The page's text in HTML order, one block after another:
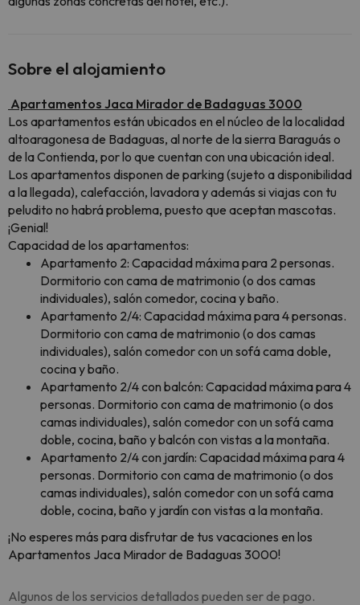
Sobre el alojamiento
Apartamentos Jaca Mirador de Badaguas 3000
Los apartamentos están ubicados en el núcleo de la localidad
altoaragonesa de Badaguas, al norte de la sierra Baraguás o
de la Contienda, por lo que cuentan con una ubicación ideal.
Los apartamentos disponen de parking (sujeto a disponibilidad
a la llegada), calefacción, lavadora y además si viajas con tu
peludito no habrá problema, puesto que aceptan mascotas.
¡Genial!
Capacidad de los apartamentos:
Apartamento 2: Capacidad máxima para 2 personas.
Dormitorio con cama de matrimonio (o dos camas
individuales), salón comedor, cocina y baño.
Apartamento 2/4: Capacidad máxima para 4 personas.
Dormitorio con cama de matrimonio (o dos camas
individuales), salón comedor con un sofá cama doble,
cocina y baño.
Apartamento 2/4 con balcón: Capacidad máxima para 4
personas. Dormitorio con cama de matrimonio (o dos
camas individuales), salón comedor con un sofá cama
doble, cocina, baño y balcón con vistas a la montaña.
Apartamento 2/4 con jardín: Capacidad máxima para 4
personas. Dormitorio con cama de matrimonio (o dos
camas individuales), salón comedor con un sofá cama
doble, cocina, baño y jardín con vistas a la montaña.
¡No esperes más para disfrutar de tus vacaciones en los
Apartamentos Jaca Mirador de Badaguas 3000!
Algunos de los servicios detallados pueden ser de pago.